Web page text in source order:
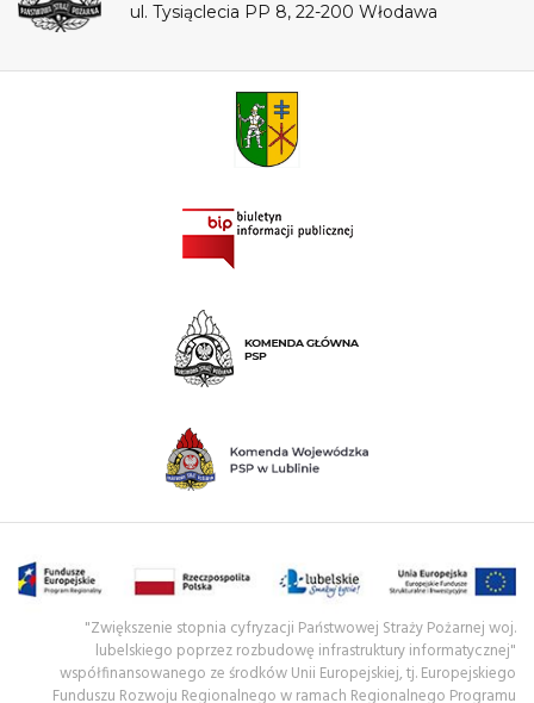
ul. Tysiąclecia PP 8, 22-200 Włodawa
"Zwiększenie stopnia cyfryzacji Państwowej Straży Pożarnej woj.
lubelskiego poprzez rozbudowę infrastruktury informatycznej"
współfinansowanego ze środków Unii Europejskiej, tj. Europejskiego
Funduszu Rozwoju Regionalnego w ramach Regionalnego Programu